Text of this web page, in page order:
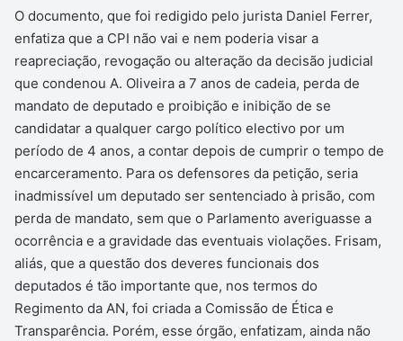
O documento, que foi redigido pelo jurista Daniel Ferrer,
enfatiza que a CPI não vai e nem poderia visar a
reapreciação, revogação ou alteração da decisão judicial
que condenou A. Oliveira a 7 anos de cadeia, perda de
mandato de deputado e proibição e inibição de se
candidatar a qualquer cargo político electivo por um
período de 4 anos, a contar depois de cumprir o tempo de
encarceramento. Para os defensores da petição, seria
inadmissível um deputado ser sentenciado à prisão, com
perda de mandato, sem que o Parlamento averiguasse a
ocorrência e a gravidade das eventuais violações. Frisam,
aliás, que a questão dos deveres funcionais dos
deputados é tão importante que, nos termos do
Regimento da AN, foi criada a Comissão de Ética e
Transparência. Porém, esse órgão, enfatizam, ainda não